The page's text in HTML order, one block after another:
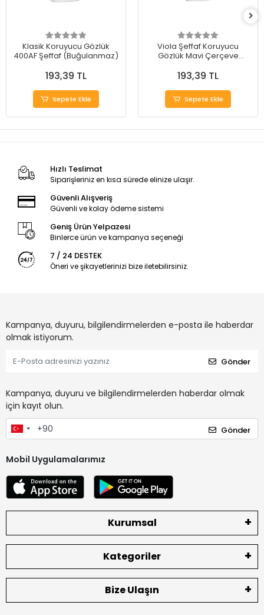
Klasik Koruyucu Gözlük
400AF Şeffaf (Buğulanmaz)
193,39 TL
Sepete Ekle
Viola Şeffaf Koruyucu
Gözlük Mavi Çerçeve
193,39 TL
Sepete Ekle
Hızlı Teslimat
Siparişleriniz en kısa sürede elinize ulaşır.
Güvenli Alışveriş
Güvenli ve kolay ödeme sistemi
Geniş Ürün Yelpazesi
Binlerce ürün ve kampanya seçeneği
7 / 24 DESTEK
Öneri ve şikayetlerinizi bize iletebilirsiniz.
Kampanya, duyuru, bilgilendirmelerden e-posta ile haberdar
olmak istiyorum.
Gönder
Kampanya, duyuru ve bilgilendirmelerden haberdar olmak
için kayıt olun.
Gönder
Mobil Uygulamalarımız
Kurumsal
Kategoriler
Bize Ulaşın